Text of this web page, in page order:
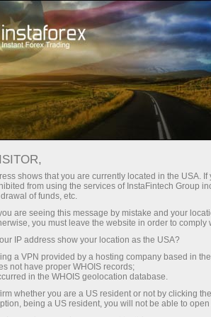
InstaForex билан сиз
эга бўласиз: 1:5000 гача
елкаси, бозордаги энг яхши
спред ва комиссиялардан
шунингдек акциялар ва
индекслар билан савдо
учун қулай шартлар.
Кичик
Ҳар бир депозит учун
30% бонус
Савдода
ва трассада тезлик
shows that you are currently located in the USA.
from using the services of InstaFintech Group
of funds, etc.
are seeing this message by mistake and your
you must leave the website in order to comply
IP address show your location as the USA?
a VPN provided by a hosting company based in
not have proper WHOIS records;
in the WHOIS geolocation database.
whether you are a US resident or not by clicking
being a US resident, you will not be able to